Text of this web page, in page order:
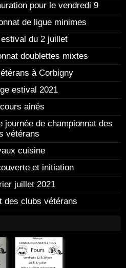
pour le vendredi 9
de ligue minimes
du 2 juillet
doublettes mixtes
à Corbigny
estival 2021
ainés
journée de championnat des
vétérans
cuisine
et initiation
juillet 2021
des clubs vétérans